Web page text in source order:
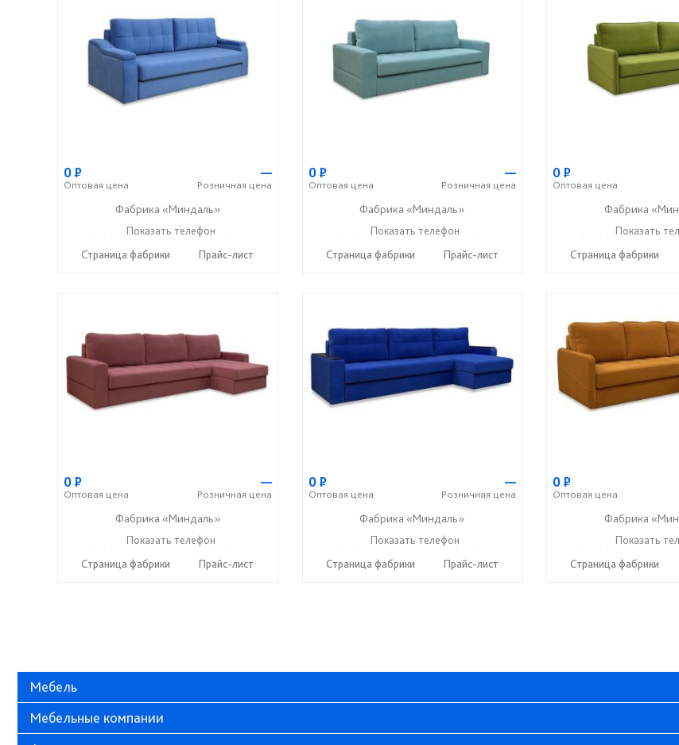
0Р
Оптовая цена
—
Розничная цена
Фабрика «Миндаль»
+7 (927) 630-62-82 ☎+7 (917) 638-44-17
Показать телефон
Страница фабрики
Прайс-лист
0Р
Оптовая цена
—
Розничная цена
Фабрика «Миндаль»
+7 (927) 630-62-82 ☎+7 (917) 638-44-17
Показать телефон
Страница фабрики
Прайс-лист
0Р
Оптовая цена
Фабрика
+7 (927) 630-62-82
Показать
Страница фабрики
0Р
Оптовая цена
—
Розничная цена
Фабрика «Миндаль»
+7 (927) 630-62-82 ☎+7 (917) 638-44-17
Показать телефон
Страница фабрики
Прайс-лист
0Р
Оптовая цена
—
Розничная цена
Фабрика «Миндаль»
+7 (927) 630-62-82 ☎+7 (917) 638-44-17
Показать телефон
Страница фабрики
Прайс-лист
0Р
Оптовая цена
Фабрика
+7 (927) 630-62-82
Показать
Страница фабрики
Мебель
Мебельные компании